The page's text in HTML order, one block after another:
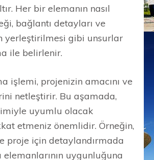
Her bir elemanın nasıl
bağlantı detayları ve
yerleştirilmesi gibi unsurlar
ile belirlenir.
işlemi, projenizin amacını ve
netleştirir. Bu aşamada,
uyumlu olacak
etmeniz önemlidir. Örneğin,
proje için detaylandırmada
elemanlarının uygunluğuna